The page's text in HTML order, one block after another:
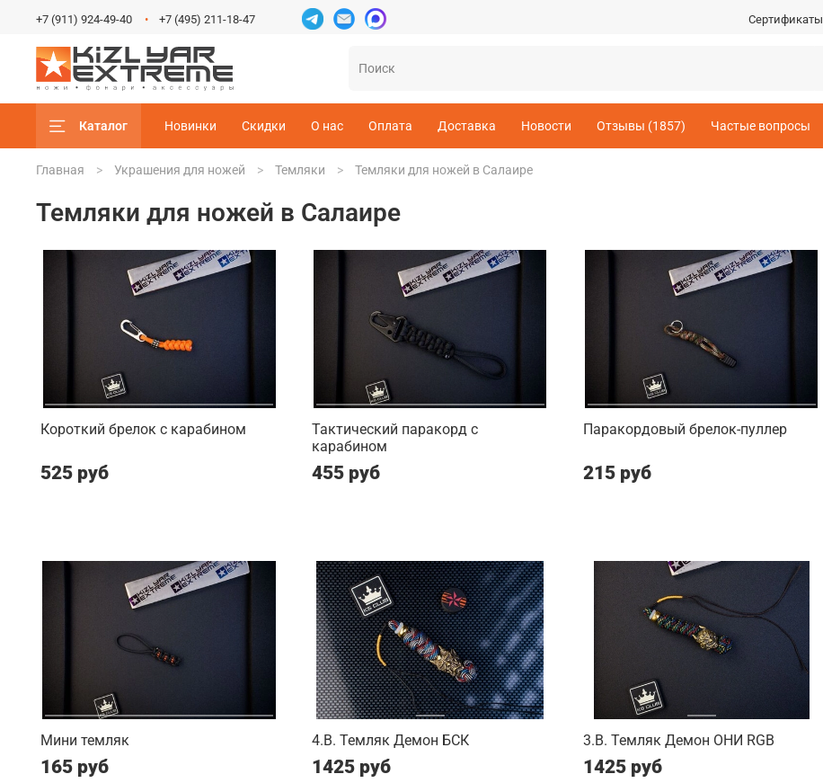
Сертификаты
+7 (911) 924-49-40 +7 (495) 211-18-47
Каталог Новинки Скидки О нас Оплата Доставка Новости Отзывы (1857) Частые вопросы
Главная Украшения для ножей Темляки Темляки для ножей в Салаире
Темляки для ножей в Салаире
Короткий брелок с карабином
525 руб
Тактический паракорд с
карабином
455 руб
Паракордовый брелок-пуллер
215 руб
Мини темляк
165 руб
4.B. Темляк Демон БСК
1425 руб
3.B. Темляк Демон ОНИ RGB
1425 руб